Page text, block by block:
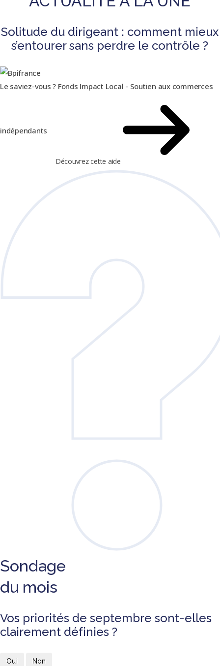
Solitude du dirigeant : comment mieux
s’entourer sans perdre le contrôle ?
Le saviez-vous ? Fonds Impact Local - Soutien aux commerces
indépendants
Découvrez cette aide
Sondage
du mois
Vos priorités de septembre sont-elles
clairement définies ?
Oui Non